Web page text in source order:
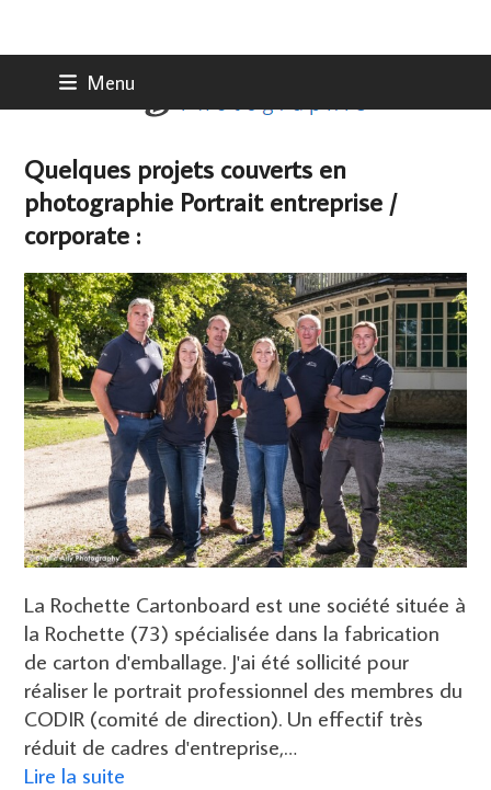
Menu
Quelques projets couverts en
photographie Portrait entreprise /
corporate :
La Rochette Cartonboard est une société située à
la Rochette (73) spécialisée dans la fabrication
de carton d'emballage. J'ai été sollicité pour
réaliser le portrait professionnel des membres du
CODIR (comité de direction). Un effectif très
réduit de cadres d'entreprise,…
Lire la suite